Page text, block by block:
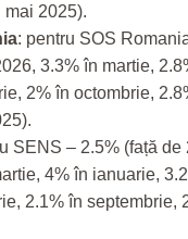
2025).
: pentru SOS
3.3% în martie,
2% în octombrie,
SENS – 2.5% (față
4% în ianuarie,
2.1% în septembrie,